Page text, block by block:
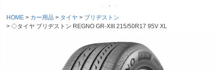
HOME カー用品 タイヤ
ブリヂストン
◇タイヤ ブリヂストン REGNO GR-XIII 215/50R17 95V XL